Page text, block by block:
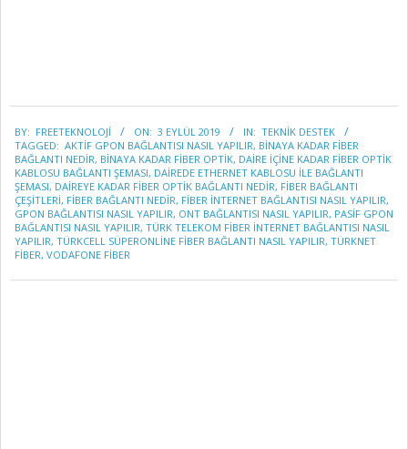
09-
03
BY: FREETEKNOLOJI ON: 3 EYLÜL 2019 IN: TEKNİK DESTEK
TAGGED: AKTİF GPON BAĞLANTISI NASIL YAPILIR, BİNAYA KADAR FİBER
BAĞLANTI NEDİR, BINAYA KADAR FIBER OPTIK, DAIRE İÇINE KADAR FIBER OPTIK
KABLOSU BAĞLANTI ŞEMASI, DAIREDE ETHERNET KABLOSU ILE BAĞLANTI
ŞEMASI, DAİREYE KADAR FİBER OPTİK BAĞLANTI NEDİR, FİBER BAĞLANTI
ÇEŞİTLERİ, FİBER BAĞLANTI NEDİR, FİBER İNTERNET BAĞLANTISI NASIL YAPILIR,
GPON BAĞLANTISI NASIL YAPILIR, ONT BAĞLANTISI NASIL YAPILIR, PASİF GPON
BAĞLANTISI NASIL YAPILIR, TÜRK TELEKOM FİBER İNTERNET BAĞLANTISI NASIL
YAPILIR, TÜRKCELL SÜPERONLİNE FİBER BAĞLANTI NASIL YAPILIR, TÜRKNET
FİBER, VODAFONE FİBER